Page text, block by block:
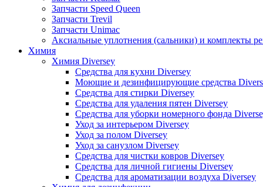
Запчасти Speed Queen
Запчасти Trevil
Запчасти Unimac
Аксиальные уплотнения (сальники) и комплекты
Химия
Химия Diversey
Средства для кухни Diversey
Моющие и дезинфицирующие средства
Средства для стирки Diversey
Средства для удаления пятен Diversey
Средства для уборки номерного фонда
Уход за интерьером Diversey
Уход за полом Diversey
Уход за санузлом Diversey
Средства для чистки ковров Diversey
Средства для личной гигиены Diversey
Средства для ароматизации воздуха Diversey